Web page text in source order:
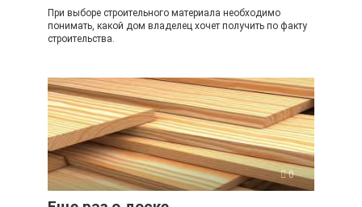
При выборе строительного материала необходимо
понимать, какой дом владелец хочет получить по факту
строительства.
0